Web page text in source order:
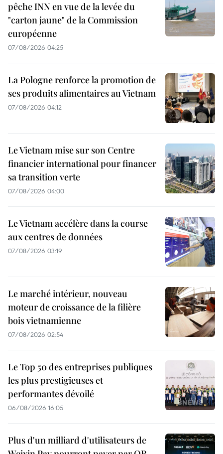
pêche INN en vue de la levée du
"carton jaune" de la Commission
européenne
07/08/2026 04:25
La Pologne renforce la promotion de
ses produits alimentaires au Vietnam
07/08/2026 04:12
Le Vietnam mise sur son Centre
financier international pour financer
sa transition verte
07/08/2026 04:00
Le Vietnam accélère dans la course
aux centres de données
07/08/2026 03:19
Le marché intérieur, nouveau
moteur de croissance de la filière
bois vietnamienne
07/08/2026 02:54
Le Top 50 des entreprises publiques
les plus prestigieuses et
performantes dévoilé
06/08/2026 16:05
Plus d'un milliard d'utilisateurs de